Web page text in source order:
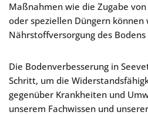
Maßnahmen wie die Zugabe
oder speziellen Düngern können
Nährstoffversorgung des
Die Bodenverbesserung in
Schritt, um die
gegenüber Krankheiten und
unserem Fachwissen und